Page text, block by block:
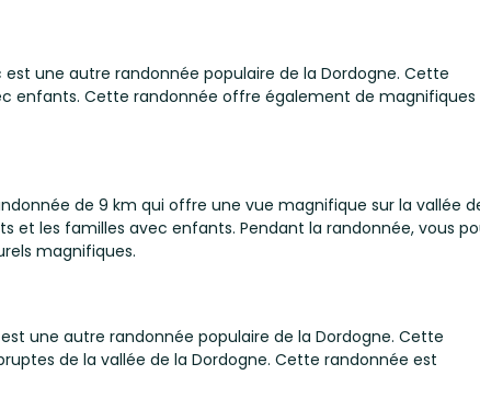
une autre randonnée populaire de la Dordogne. Cette
enfants. Cette randonnée offre également de magnifiques
de 9 km qui offre une vue magnifique sur la vallée
les familles avec enfants. Pendant la randonnée, vous
magnifiques.
une autre randonnée populaire de la Dordogne. Cette
de la vallée de la Dordogne. Cette randonnée est